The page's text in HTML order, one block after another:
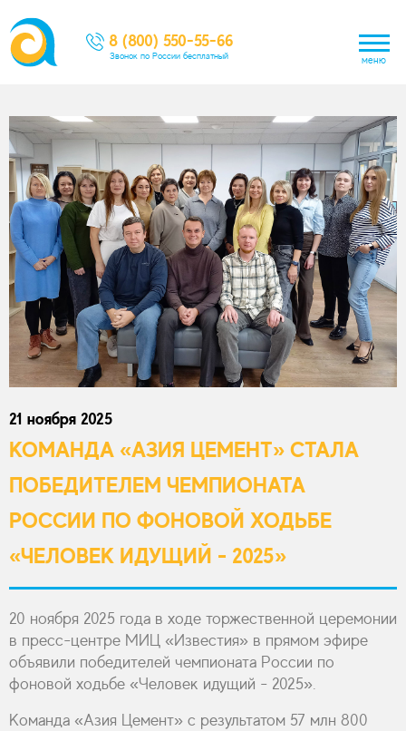
8 (800) 550-55-66
Звонок по России бесплатный меню
21 ноября 2025
КОМАНДА «АЗИЯ ЦЕМЕНТ» СТАЛА
ПОБЕДИТЕЛЕМ ЧЕМПИОНАТА
РОССИИ ПО ФОНОВОЙ ХОДЬБЕ
«ЧЕЛОВЕК ИДУЩИЙ - 2025»
20 ноября 2025 года в ходе торжественной церемонии
в пресс-центре МИЦ «Известия» в прямом эфире
объявили победителей чемпионата России по
фоновой ходьбе «Человек идущий - 2025».
Команда «Азия Цемент» с результатом 57 млн 800